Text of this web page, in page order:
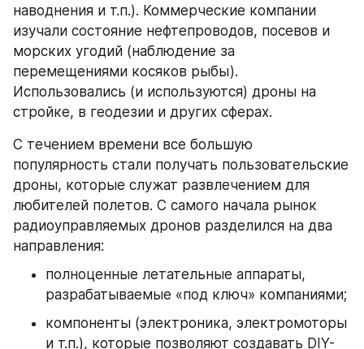
наводнения и т.п.). Коммерческие компании
изучали состояние нефтепроводов, посевов и
морских угодий (наблюдение за
перемещениями косяков рыбы).
Использовались (и используются) дроны на
стройке, в геодезии и других сферах.
С течением времени все большую
популярность стали получать пользовательские
дроны, которые служат развлечением для
любителей полетов. С самого начала рынок
радиоуправляемых дронов разделился на два
направления:
полноценные летательные аппараты,
разрабатываемые «под ключ» компаниями;
компоненты (электроника, электромоторы
и т.п.), которые позволяют создавать DIY-